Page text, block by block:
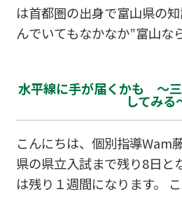
を獲得するための求愛行動
限ったことではありません
殖期になると水草などを集
動を行ってメスを巣に誘い
は首都圏の出身で富山県の
んでいてもなかなか”富山な
しました。 富山といえば「
り」、配置薬が有名なのだ
れた皆様本当にお疲れ様で
江戸時代に拡がり明治・大
したが、富山と薬との関係は
でしょうか。 実は江戸時代
水平線に手が届くかも ～
してみる
こんにちは、個別指導Wam
県の県立入試まで残り8日と
は残り１週間になります。